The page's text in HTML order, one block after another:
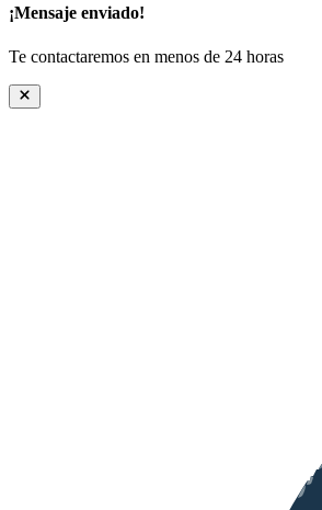
¡Mensaje enviado!
Te contactaremos en menos de 24 horas